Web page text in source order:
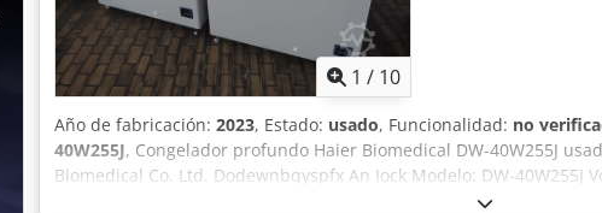
1 / 10
Año de fabricación: 2023, Estado: usado, Funcionalidad: no
40W255J, Congelador profundo Haier Biomedical DW-40W255J
Biomedical Co. Ltd. Dodewnbqyspfx An Iock Modelo: DW-40W255J
-20°C ~ -40°C Dimensiones externas: 1210 x 770 x 950 (largo x